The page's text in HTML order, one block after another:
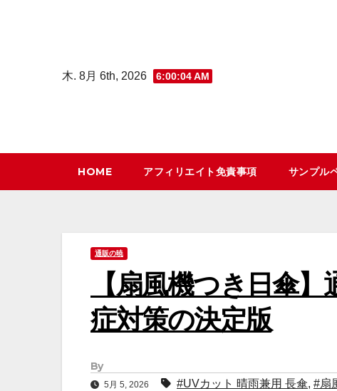
木. 8月 6th, 2026 6:00:05 AM
HOME アフィリエイト免責事項 サンプル
通販の暁
【扇風機つき日傘
症対策の決定版
By
5月 5, 2026 #UVカット 晴雨兼用 長傘, #扇